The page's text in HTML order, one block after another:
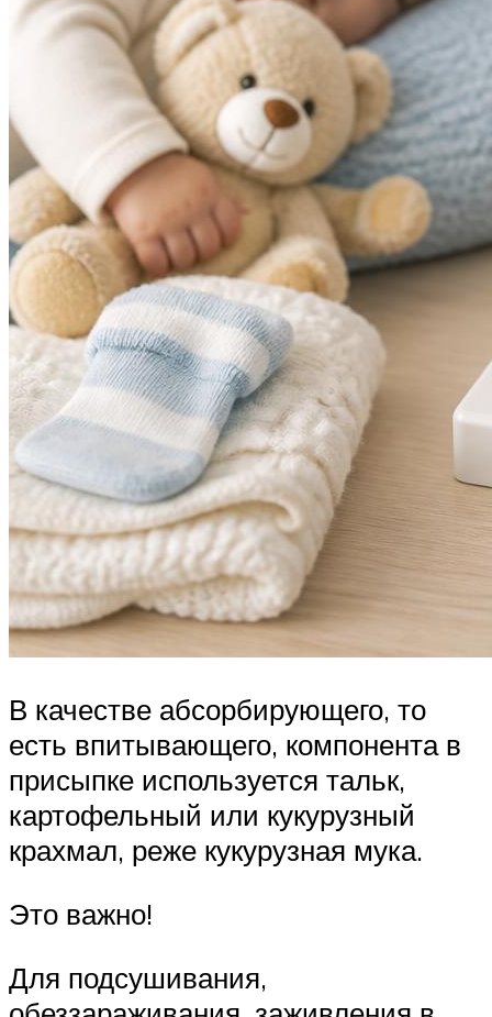
В качестве абсорбирующего, то
есть впитывающего, компонента в
присыпке используется тальк,
картофельный или кукурузный
крахмал, реже кукурузная мука.
Это важно!
Для подсушивания,